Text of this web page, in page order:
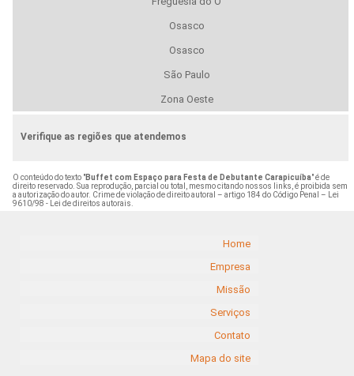
Osasco
Osasco
São Paulo
Zona Oeste
Verifique as regiões que atendemos
O conteúdo do texto "Buffet com Espaço para Festa de Debutante Carapicuíba" é de
direito reservado. Sua reprodução, parcial ou total, mesmo citando nossos links, é proibida sem
a autorização do autor. Crime de violação de direito autoral – artigo 184 do Código Penal –
Lei
9610/98 - Lei de direitos autorais
Home
Empresa
Missão
Serviços
Contato
Mapa do site